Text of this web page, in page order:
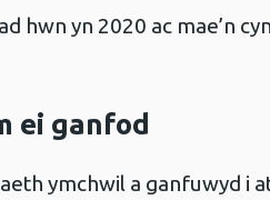
hwn yn 2020 ac mae’n
ei ganfod
ymchwil a ganfuwyd i